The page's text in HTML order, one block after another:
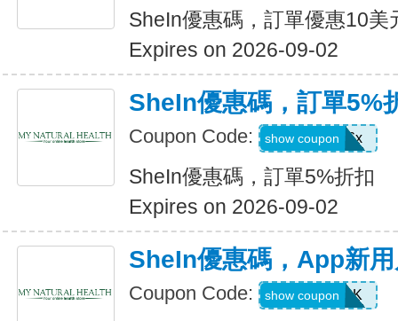
SheIn優惠碼，訂單優惠10美
Expires on 2026-09-02
SheIn優惠碼，訂單5%
Coupon Code: stb4t5u06x
show coupon
SheIn優惠碼，訂單5%折扣
Expires on 2026-09-02
SheIn優惠碼，App新
Coupon Code: 4WM786K
show coupon